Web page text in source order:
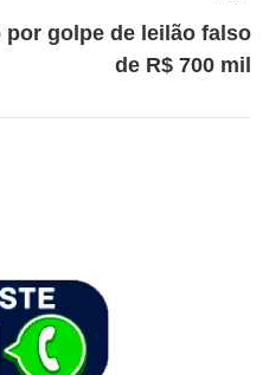
por golpe de leilão falso
de R$ 700 mil